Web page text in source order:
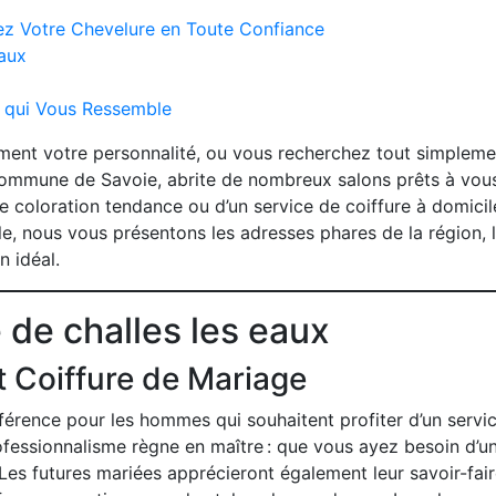
Votre Chevelure en Toute Confiance
Vous Ressemble
votre personnalité, ou vous recherchez tout
de Savoie, abrite de nombreux salons prêts à
coloration tendance ou d’un service de coiffure à
nous vous présentons les adresses phares de la région,
idéal.
challes les eaux
Coiffure de Mariage
pour les hommes qui souhaitent profiter d’un
règne en maître : que vous ayez besoin
futures mariées apprécieront également leur savoir-